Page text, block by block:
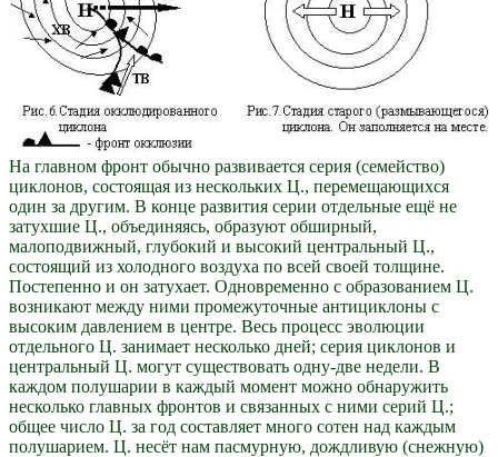
На главном фронт обычно развивается серия (семейство)
циклонов, состоящая из нескольких Ц., перемещающихся
один за другим. В конце развития серии отдельные ещё не
затухшие Ц., объединяясь, образуют обширный,
малоподвижный, глубокий и высокий центральный Ц.,
состоящий из холодного воздуха по всей своей толщине.
Постепенно и он затухает. Одновременно с образованием Ц.
возникают между ними промежуточные антициклоны с
высоким давлением в центре. Весь процесс эволюции
отдельного Ц. занимает несколько дней; серия циклонов и
центральный Ц. могут существовать одну-две недели. В
каждом полушарии в каждый момент можно обнаружить
несколько главных фронтов и связанных с ними серий Ц.;
общее число Ц. за год составляет много сотен над каждым
полушарием. Ц. несёт нам пасмурную, дождливую (снежную)